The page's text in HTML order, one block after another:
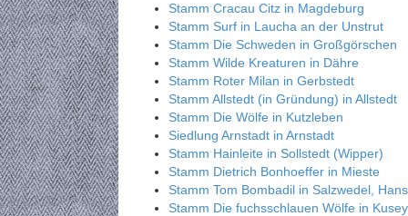
Stamm Cracau Citz in Magdeburg
Stamm Surf in Laucha an der Unstrut
Stamm Die Schweden in Großgörschen
Stamm Wilde Kreaturen in Dähre
Stamm Roter Milan in Gerbstedt
Stamm Allstedt (in Gründung) in Allstedt
Stamm Die Wölfe in Kutzleben
Siedlung Arnstadt in Arnstadt
Stamm Hainleite in Sollstedt (Wipper)
Stamm Dietrich Bonhoeffer in Mieste
Stamm Tom Bombadil in Salzwedel,
Stamm Die fuchsschlauen Wölfe in Kusey